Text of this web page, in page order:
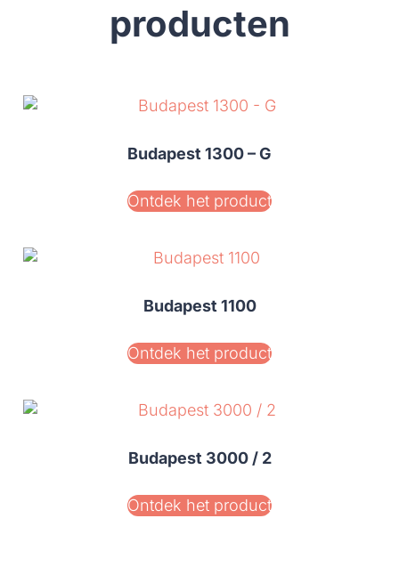
producten
Budapest 1300 – G
Ontdek het product
Budapest 1100
Ontdek het product
Budapest 3000 / 2
Ontdek het product